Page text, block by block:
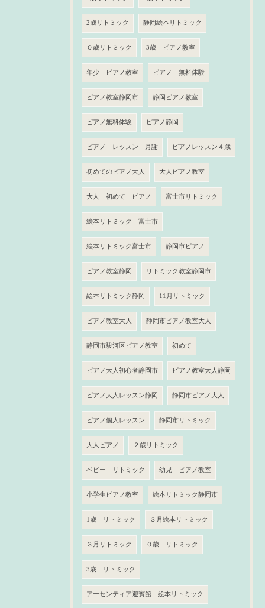
2歳リトミック 静岡絵本リトミック
０歳リトミック 3歳 ピアノ教室
年少 ピアノ教室 ピアノ 無料体験
ピアノ教室静岡市 静岡ピアノ教室
ピアノ無料体験 ピアノ静岡
ピアノ レッスン 月謝 ピアノレッスン４歳
初めてのピアノ大人 大人ピアノ教室
大人 初めて ピアノ 富士市リトミック
絵本リトミック 富士市
絵本リトミック富士市 静岡市ピアノ
ピアノ教室静岡 リトミック教室静岡市
絵本リトミック静岡 11月リトミック
ピアノ教室大人 静岡市ピアノ教室大人
静岡市駿河区ピアノ教室 初めて
ピアノ大人初心者静岡市 ピアノ教室大人静岡
ピアノ大人レッスン静岡 静岡市ピアノ大人
ピアノ個人レッスン 静岡市リトミック
大人ピアノ ２歳リトミック
ベビー リトミック 幼児 ピアノ教室
小学生ピアノ教室 絵本リトミック静岡市
1歳 リトミック ３月絵本リトミック
３月リトミック ０歳 リトミック
3歳 リトミック
アーセンティア迎賓館 絵本リトミック